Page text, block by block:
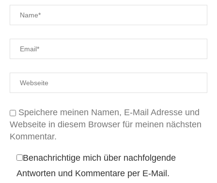
Speichere meinen Namen, E-Mail Adresse und
Webseite in diesem Browser für meinen nächsten
Kommentar.
Benachrichtige mich über nachfolgende
Antworten und Kommentare per E-Mail.